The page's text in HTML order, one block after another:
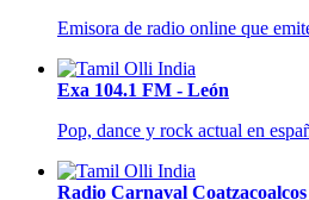
Emisora de radio online que
Exa 104.1 FM - León
Pop, dance y rock actual en
Radio Carnaval Coatzacoalcos